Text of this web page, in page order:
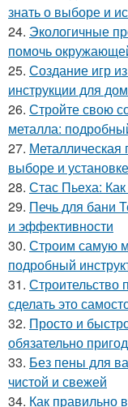
знать о выборе и
24. Экологичные
помочь
25. Создание игр
инструкции для
26. Стройте свою
металла:
27. Металлическая
выборе и установке
28. Стас Пьеха:
29. Печь для бани
и эффективности
30. Строим самую
подробный
31. Строительство
сделать это
32. Просто и
обязательно
33. Без пены для
чистой и свежей
34. Как правильно